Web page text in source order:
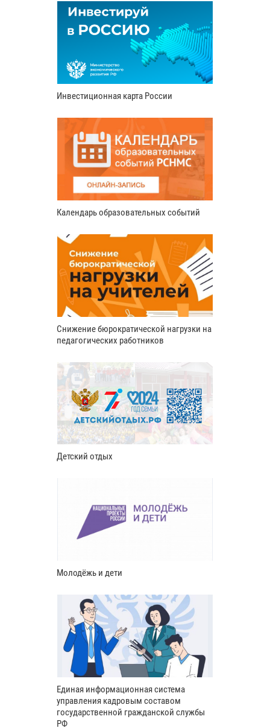
Инвестиционная карта России
Календарь образовательных событий
Снижение бюрократической нагрузки на
педагогических работников
Детский отдых
Молодёжь и дети
Единая информационная система
управления кадровым составом
государственной гражданской службы
РФ